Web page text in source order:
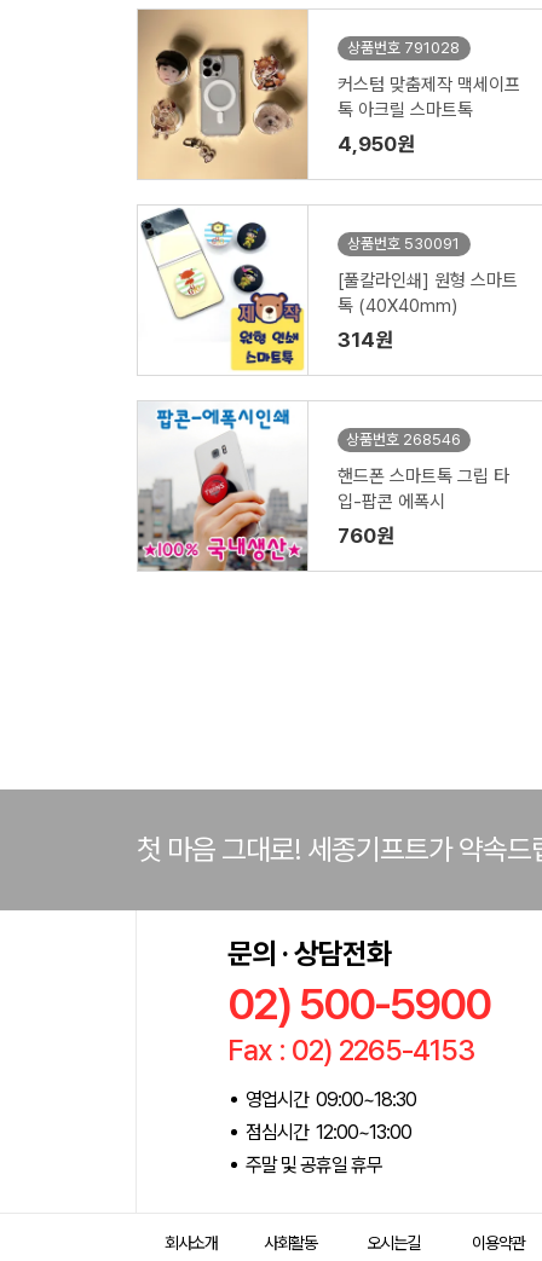
상품번호 791028
커스텀 맞춤제작 맥세이프
톡 아크릴 스마트톡
4,950원
상품번호 530091
[풀칼라인쇄] 원형 스마트
톡 (40X40mm)
314원
상품번호 268546
핸드폰 스마트톡 그립 타
입-팝콘 에폭시
760원
첫 마음 그대로! 세종기프트가 약속드
문의 · 상담전화
02) 500-5900
Fax : 02) 2265-4153
영업시간 09:00~18:30
점심시간 12:00~13:00
주말 및 공휴일 휴무
회사소개 사회활동 오시는길 이용약관